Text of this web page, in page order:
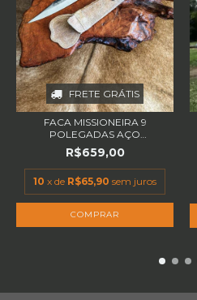
FRETE GRÁTIS
FACA MISSIONEIRA 9
POLEGADAS AÇO
CARBONO...
R$659,00
10 x de R$65,90 sem juros